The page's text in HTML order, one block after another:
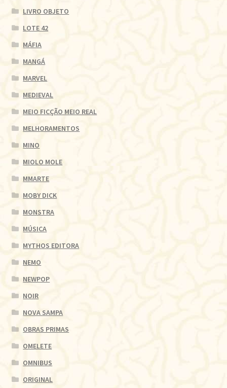
LIVRO OBJETO
LOTE 42
MÁFIA
MANGÁ
MARVEL
MEDIEVAL
MEIO FICÇÃO MEIO REAL
MELHORAMENTOS
MINO
MIOLO MOLE
MMARTE
MOBY DICK
MONSTRA
MÚSICA
MYTHOS EDITORA
NEMO
NEWPOP
NOIR
NOVA SAMPA
OBRAS PRIMAS
OMELETE
OMNIBUS
ORIGINAL